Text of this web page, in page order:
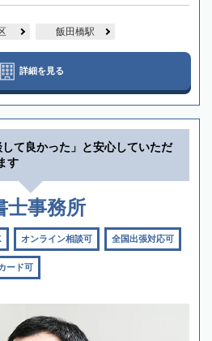
飯田橋駅
詳細を見る
して良かった」と安心していただ
す
士事務所
オンライン相談可 全国出張対応可
ード可